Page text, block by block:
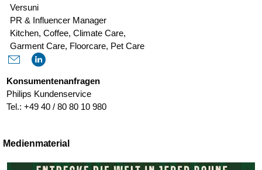
Versuni
PR & Influencer Manager
Kitchen, Coffee, Climate Care,
Garment Care, Floorcare, Pet Care
Konsumentenanfragen
Philips Kundenservice
Tel.: +49 40 / 80 80 10 980
Medienmaterial